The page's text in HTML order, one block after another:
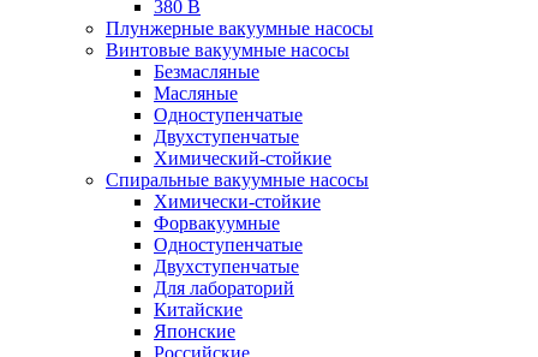
380 В
Плунжерные вакуумные насосы
Винтовые вакуумные насосы
Безмасляные
Масляные
Одноступенчатые
Двухступенчатые
Химический-стойкие
Спиральные вакуумные насосы
Химически-стойкие
Форвакуумные
Одноступенчатые
Двухступенчатые
Для лабораторий
Китайские
Японские
Российские